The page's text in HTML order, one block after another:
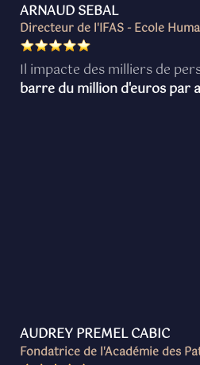
ARNAUD SEBAL
Directeur de l'IFAS - Ecole
Il impacte des milliers de
barre du million d'euros par
AUDREY PREMEL CABIC
Fondatrice de l'Académie des